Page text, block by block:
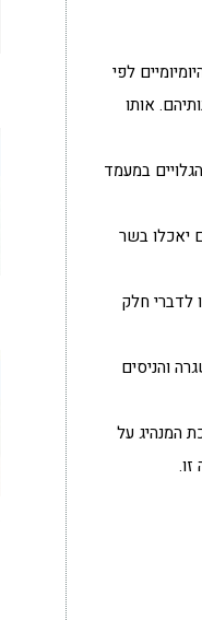
לפי
אותו
במעמד
יאכלו בשר
לדברי חלק
והניסים
המנהיג על